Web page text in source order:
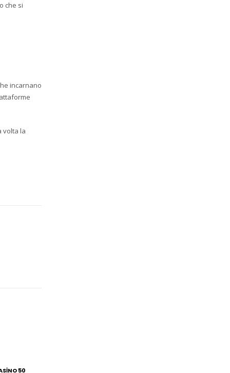
che si
incarnano
volta la
50